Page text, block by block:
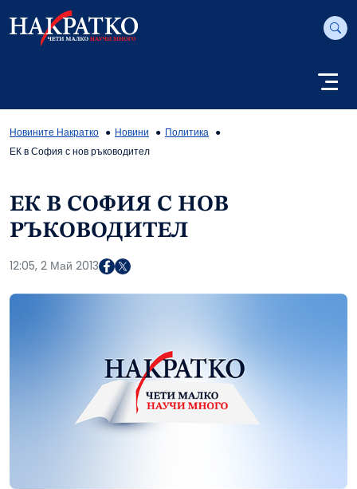
Новините Накратко Новини
Политика
ЕК в София с нов ръководител
ЕК В СОФИЯ С НОВ
РЪКОВОДИТЕЛ
12:05, 2 Май 2013